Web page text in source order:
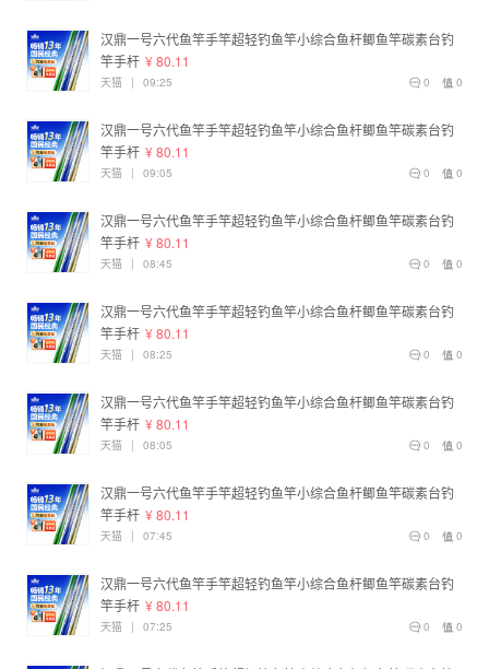
汉鼎一号六代鱼竿手竿超轻钓鱼竿小综合鱼杆鲫鱼竿碳素台钓
竿手杆 ¥ 80.11
0
0
天猫 | 09:25
汉鼎一号六代鱼竿手竿超轻钓鱼竿小综合鱼杆鲫鱼竿碳素台钓
竿手杆 ¥ 80.11
0
0
天猫 | 09:05
汉鼎一号六代鱼竿手竿超轻钓鱼竿小综合鱼杆鲫鱼竿碳素台钓
竿手杆 ¥ 80.11
0
0
天猫 | 08:45
汉鼎一号六代鱼竿手竿超轻钓鱼竿小综合鱼杆鲫鱼竿碳素台钓
竿手杆 ¥ 80.11
0
0
天猫 | 08:25
汉鼎一号六代鱼竿手竿超轻钓鱼竿小综合鱼杆鲫鱼竿碳素台钓
竿手杆 ¥ 80.11
0
0
天猫 | 08:05
汉鼎一号六代鱼竿手竿超轻钓鱼竿小综合鱼杆鲫鱼竿碳素台钓
竿手杆 ¥ 80.11
0
0
天猫 | 07:45
汉鼎一号六代鱼竿手竿超轻钓鱼竿小综合鱼杆鲫鱼竿碳素台钓
竿手杆 ¥ 80.11
0
0
天猫 | 07:25